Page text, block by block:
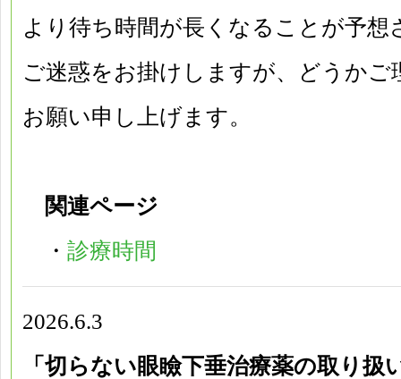
より待ち時間が長くなることが予想
ご迷惑をお掛けしますが、どうか
お願い申し上げます。
関連ページ
・ 診療時間
2026.6.3
「切らない眼瞼下垂治療薬の取り扱